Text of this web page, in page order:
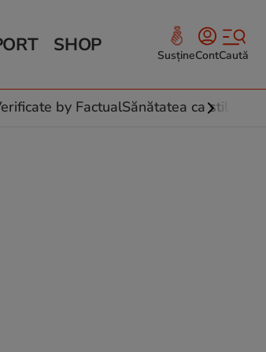
SHOP SusțineContCaută
by FactualSănătatea ca stil de